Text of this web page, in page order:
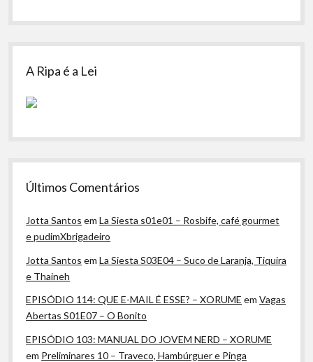
A Ripa é a Lei
Últimos Comentários
Jotta Santos emLa Siesta s01e01 – Rosbife, café gourmet
e pudimXbrigadeiro
Jotta Santos emLa Siesta S03E04 – Suco de Laranja, Tiquira
e Thaineh
EPISÓDIO 114: QUE E-MAIL É ESSE? – XORUME emVagas
Abertas S01E07 – O Bonito
EPISÓDIO 103: MANUAL DO JOVEM NERD – XORUME
em Preliminares 10 – Traveco, Hambúrguer e Pinga